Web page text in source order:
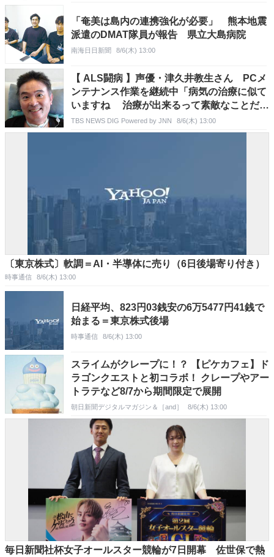
「奄美は島内の連携強化が必要」 熊本地震
派遣のDMAT隊員が報告 県立大島病院
南海日日新聞 8/6(木) 13:00
【 ALS闘病 】声優・津久井教生さん PCメ
ンテナンス作業を継続中「病気の治療に似て
いますね 治療が出来るって素敵なことだと
思います」【ニャンちゅう】
TBS NEWS DIG Powered by JNN 8/6(木) 13:00
〔東京株式〕軟調＝AI・半導体に売り（6日後場寄り付き）
時事通信 8/6(木) 13:00
日経平均、823円03銭安の6万5477円41銭で
始まる＝東京株式後場
時事通信 8/6(木) 13:00
スライムがクレープに！？ 【ピケカフェ】ド
ラゴンクエストと初コラボ！ クレープやアー
トラテなど8/7から期間限定で展開
朝日新聞デジタルマガジン＆［and］ 8/6(木) 13:00
毎日新聞社杯女子オールスター競輪が7日開幕 佐世保で熱